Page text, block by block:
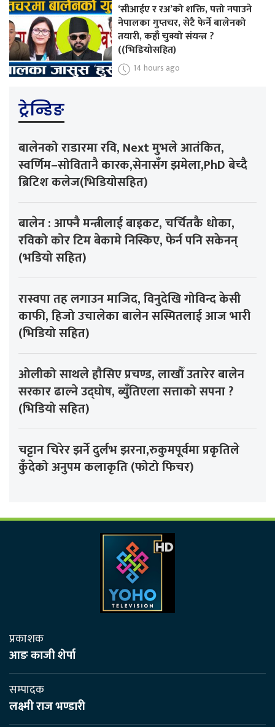
‘सीआईए र रअ’को शक्ति, पत्तो नपाउने
नेपालका गुप्तचर, सेटै फेर्ने बालेनको
तयारी, कहाँ चुक्यो संयन्त्र ?
((भिडियोसहित)
14 hours ago
ट्रेन्डिङ
बालेनको राडारमा रवि, Next मुभले आतंकित,
स्वर्णिम–सोवितानै कारक,सेनासँग झमेला,PhD बेच्दै
ब्रिटिश कलेज(भिडियोसहित)
बालेन : आफ्नै मन्त्रीलाई बाइकट, चर्चितकै धोका,
रविको कोर टिम बेकामे निस्किए, फेर्न पनि सकेनन्
(भडियो सहित)
रास्वपा तह लगाउन माजिद, विनुदेखि गोविन्द केसी
काफी, हिजो उचालेका बालेन सस्मितलाई आज भारी
(भिडियो सहित)
ओलीको साथले हौसिए प्रचण्ड, लाखौँ उतारेर बालेन
सरकार ढाल्ने उद्घोष, ब्युँतिएला सत्ताको सपना ?
(भिडियो सहित)
चट्टान चिरेर झर्ने दुर्लभ झरना,रुकुमपूर्वमा प्रकृतिले
कुँदेको अनुपम कलाकृति (फोटो फिचर)
प्रकाशक
आङ काजी शेर्पा
सम्पादक
लक्ष्मी राज भण्डारी